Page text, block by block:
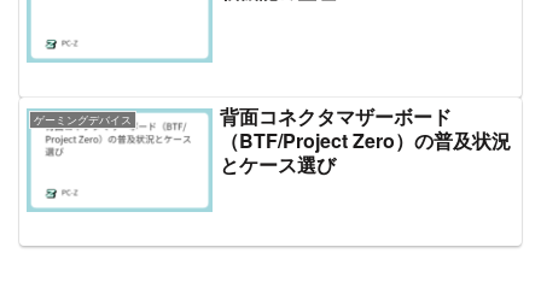
ゲーミングデバイス
背面コネクタマザーボード
（BTF/Project Zero）の普及状況
とケース選び